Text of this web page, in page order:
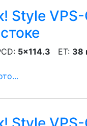
Style
5x114.3 ET: 38